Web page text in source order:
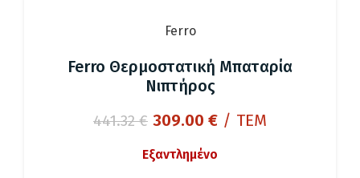
Ferro
Ferro Θερμοστατική Μπαταρία
Νιπτήρος
441.32€ Original
was:
309.00 €Η/ ΤΕΜ
Εξαντλημένο